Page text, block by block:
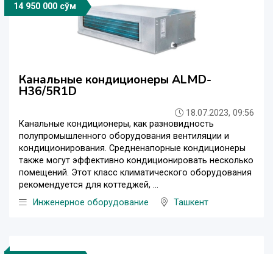
14 950 000 сўм
Канальные кондиционеры ALMD-
H36/5R1D
18.07.2023, 09:56
Канальные кондиционеры, как разновидность
полупромышленного оборудования вентиляции и
кондиционирования. Средненапорные кондиционеры
также могут эффективно кондиционировать несколько
помещений. Этот класс климатического оборудования
рекомендуется для коттеджей, ...
Инженерное оборудование
Ташкент